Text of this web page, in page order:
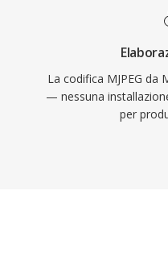
su hardware
La codifica MJPEG da
— nessuna
per